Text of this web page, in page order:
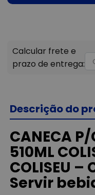
Descrição do
CANECA P/
510ML
COLISEU
Servir